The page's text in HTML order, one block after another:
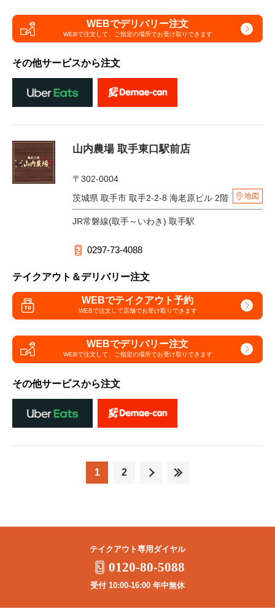
WEBでデリバリー注文
WEBで注文して、 ご指定の場所でお受け取りできます
その他サービスから注文
山内農場 取手東口駅前店
〒302-0004
茨城県 取手市 取手2-2-8 海老原ビル 2階
地図
JR常磐線(取手～いわき) 取手駅
0297-73-4088
テイクアウト＆デリバリー注文
WEBでテイクアウト予約
WEBで注文して店舗でお受け取りできます
WEBでデリバリー注文
WEBで注文して、 ご指定の場所でお受け取りできます
その他サービスから注文
1 2
テイクアウト専用ダイヤル
0120-80-5088
受付 10:00-16:00 年中無休